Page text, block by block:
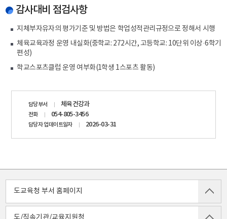
감사대비 점검사항
지체부자유자의 평가기준 및 방법은 학업성적관리규정으로 정해서 시행
체육교육과정 운영 내실화(중학교: 272시간, 고등학교: 10단위 이상·6학기
편성)
학교스포츠클럽 운영 여부화(1학생 1스포츠 활동)
담당부서 체육건강과
전화 054-805-3456
담당자 업데이트일자 2026-03-31
도교육청 부서 홈페이지